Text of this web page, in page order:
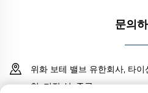
문의하
위화 보테 밸브 유한회사, 타
현, 저장 성, 중국